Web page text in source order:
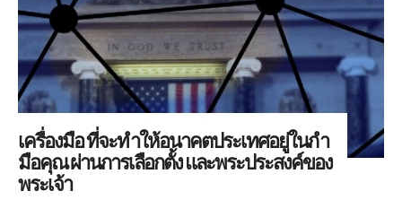
เครื่องมือ ที่จะทำให้อนาคตประเทศอยู่ในกำ
มือคุณ ผ่านการเลือกตั้ง และพระประสงค์ของ
พระเจ้า